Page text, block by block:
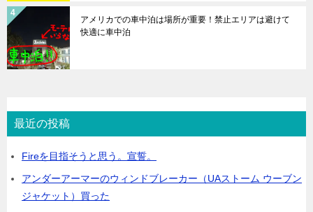
アメリカでの車中泊は場所が重要！禁止エリアは避けて
快適に車中泊
最近の投稿
Fireを目指そうと思う。宣誓。
アンダーアーマーのウィンドブレーカー（UAストーム ウーブン
ジャケット）買った